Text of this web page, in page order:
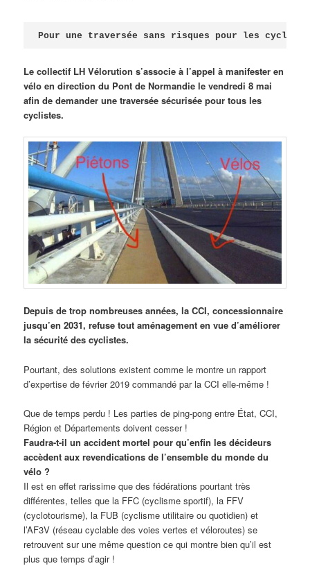
Pour une traversée sans risques pour les
Le collectif LH Vélorution s’associe à l’appel à manifester en
vélo en direction du Pont de Normandie le vendredi 8 mai
afin de demander une traversée sécurisée pour tous les
cyclistes.
Depuis de trop nombreuses années, la CCI, concessionnaire
jusqu’en 2031, refuse tout aménagement en vue d’améliorer
la sécurité des cyclistes.
Pourtant, des solutions existent comme le montre un rapport
d’expertise de février 2019 commandé par la CCI elle-même !
Que de temps perdu ! Les parties de ping-pong entre État, CCI,
Région et Départements doivent cesser !
Faudra-t-il un accident mortel pour qu’enfin les décideurs
accèdent aux revendications de l’ensemble du monde du
vélo ?
Il est en effet rarissime que des fédérations pourtant très
différentes, telles que la FFC (cyclisme sportif), la FFV
(cyclotourisme), la FUB (cyclisme utilitaire ou quotidien) et
l’AF3V (réseau cyclable des voies vertes et véloroutes) se
retrouvent sur une même question ce qui montre bien qu’il est
plus que temps d’agir !